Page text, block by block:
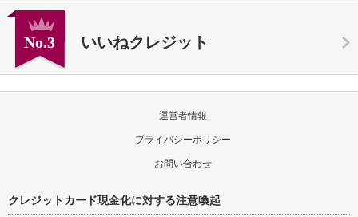
No.3 いいねクレジット
運営者情報
プライバシーポリシー
お問い合わせ
クレジットカード現金化に対する注意喚起